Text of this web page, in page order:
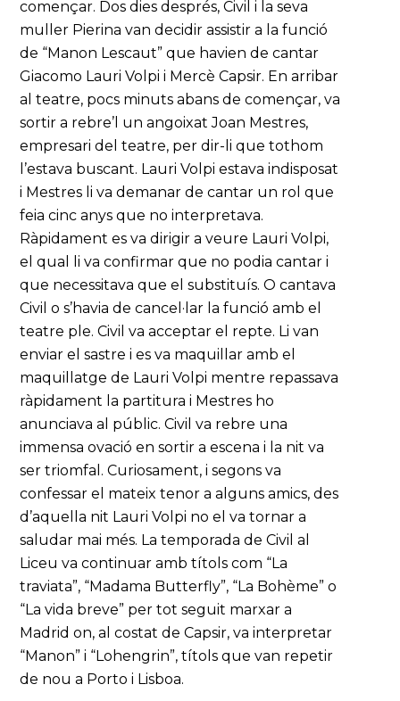
començar. Dos dies després, Civil i la seva
muller Pierina van decidir assistir a la funció
de “Manon Lescaut” que havien de cantar
Giacomo Lauri Volpi i Mercè Capsir. En arribar
al teatre, pocs minuts abans de començar, va
sortir a rebre’l un angoixat Joan Mestres,
empresari del teatre, per dir-li que tothom
l’estava buscant. Lauri Volpi estava indisposat
i Mestres li va demanar de cantar un rol que
feia cinc anys que no interpretava.
Ràpidament es va dirigir a veure Lauri Volpi,
el qual li va confirmar que no podia cantar i
que necessitava que el substituís. O cantava
Civil o s’havia de cancel·lar la funció amb el
teatre ple. Civil va acceptar el repte. Li van
enviar el sastre i es va maquillar amb el
maquillatge de Lauri Volpi mentre repassava
ràpidament la partitura i Mestres ho
anunciava al públic. Civil va rebre una
immensa ovació en sortir a escena i la nit va
ser triomfal. Curiosament, i segons va
confessar el mateix tenor a alguns amics, des
d’aquella nit Lauri Volpi no el va tornar a
saludar mai més. La temporada de Civil al
Liceu va continuar amb títols com “La
traviata”, “Madama Butterfly”, “La Bohème” o
“La vida breve” per tot seguit marxar a
Madrid on, al costat de Capsir, va interpretar
“Manon” i “Lohengrin”, títols que van repetir
de nou a Porto i Lisboa.